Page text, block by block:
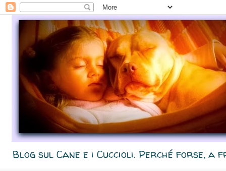
Blog sul Cane e i Cuccioli. Perché forse,